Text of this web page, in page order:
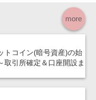
more
トコイン(暗号資産)の始
取引所確定＆口座開設ま